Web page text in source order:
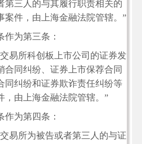
第三人的与其履行职责相关的
案件，由上海金融法院管辖。”
作为第三条：
易所科创板上市公司的证券发
合同纠纷、证券上市保荐合同
同纠纷和证券欺诈责任纠纷等
，由上海金融法院管辖。”
作为第四条：
易所为被告或者第三人的与证